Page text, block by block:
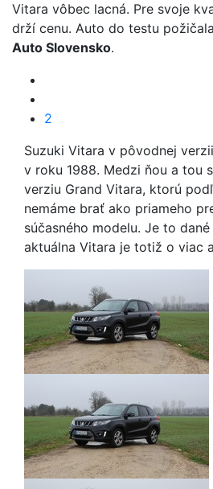
Vitara vôbec lacná. Pre svoje
drží cenu. Auto do testu
Auto Slovensko.
2
Suzuki Vitara v pôvodnej
v roku 1988. Medzi ňou a tou
verziu Grand Vitara, ktorú
nemáme brať ako priameho
súčasného modelu. Je to
aktuálna Vitara je totiž o viac